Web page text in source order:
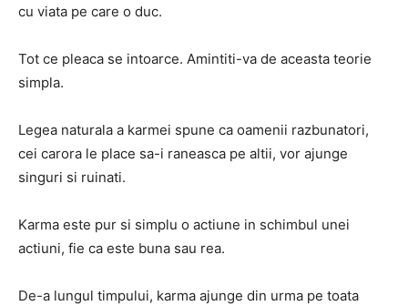
cu viata pe care o duc.
Tot ce pleaca se intoarce. Amintiti-va de aceasta teorie
simpla.
Legea naturala a karmei spune ca oamenii razbunatori,
cei carora le place sa-i raneasca pe altii, vor ajunge
singuri si ruinati.
Karma este pur si simplu o actiune in schimbul unei
actiuni, fie ca este buna sau rea.
De-a lungul timpului, karma ajunge din urma pe toata